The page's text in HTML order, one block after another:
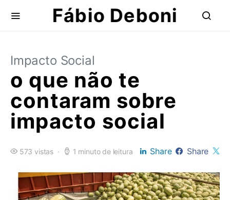
Fábio Deboni
Impacto Social
o que não te
contaram sobre
impacto social
573 vistas 1 minuto de leitura Share Share